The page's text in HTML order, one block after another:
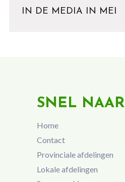
IN DE MEDIA IN MEI
SNEL NAAR
Home
Contact
Provinciale afdelingen
Lokale afdelingen